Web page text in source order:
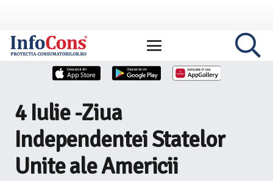
4 Iulie -Ziua
Independentei Statelor
Unite ale Americii